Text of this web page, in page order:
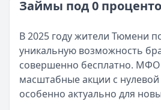
Категория:МФО и микрозаймы
Все статьи
Возврат переплаты в
Опубликовано:5 декабря 2025 г.
Категория:МФО
Читать новость
Срочный микрозайм 15 000 ₽ на
Кратко:Нужны 15 000 рублей на
Займы под 0
В 2025 году жители Тюмени
уникальную возможность
совершенно бесплатно. МФО
масштабные акции с
особенно актуально для